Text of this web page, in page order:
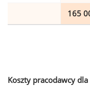
165
Koszty pracodawcy